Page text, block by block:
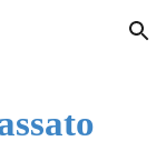
Skip to navigation